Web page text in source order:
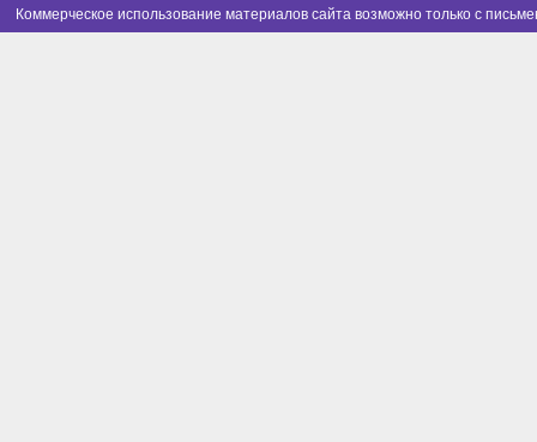
Коммерческое использование материалов сайта возможно только с